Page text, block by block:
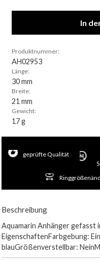
In
Produktnummer:
AH02953
Länge:
30 mm
Breite:
21 mm
Gewicht:
17 g
geprüfte Qualität
Beschreibung
Aquamarin Anhänger gefasst
EigenschaftenFarbgebung:
blauGrößenverstellbar: